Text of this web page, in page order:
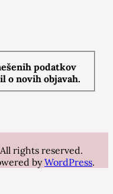
podatkov
o novih objavah.
rights reserved.
byWordPress.